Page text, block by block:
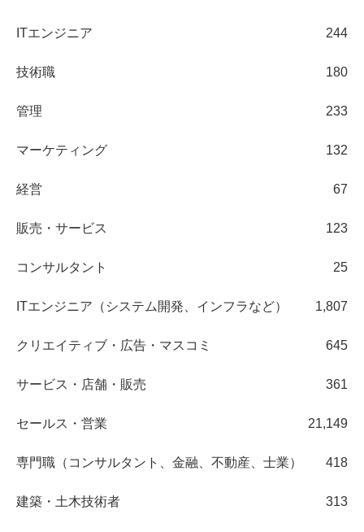
ITエンジニア 244
技術職 180
管理 233
マーケティング 132
経営 67
販売・サービス 123
コンサルタント 25
ITエンジニア（システム開発、インフラなど） 1,807
クリエイティブ・広告・マスコミ 645
サービス・店舗・販売 361
セールス・営業 21,149
専門職（コンサルタント、金融、不動産、士業） 418
建築・土木技術者 313